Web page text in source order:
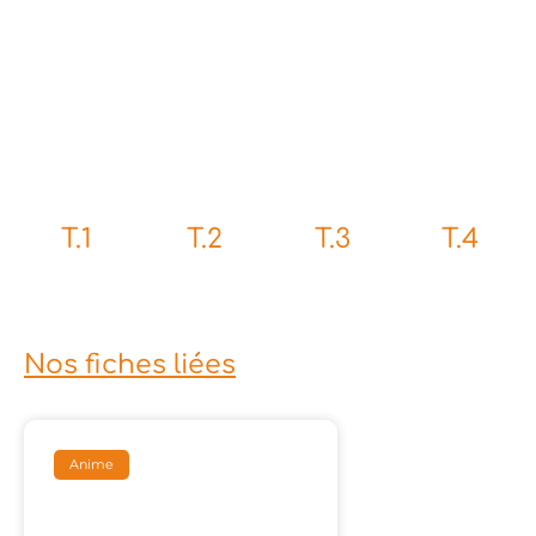
T.1 T.2 T.3 T.4
Nos fiches liées
Anime